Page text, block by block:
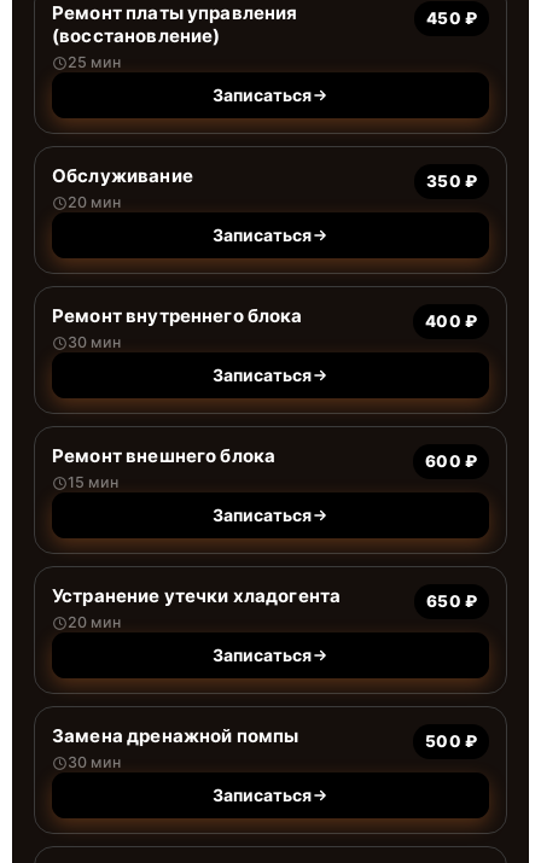
Ремонт платы управления
(восстановление)
25 мин
450 ₽
Записаться
Обслуживание
20 мин
350 ₽
Записаться
Ремонт внутреннего блока
30 мин
400 ₽
Записаться
Ремонт внешнего блока
15 мин
600 ₽
Записаться
Устранение утечки хладогента
20 мин
650 ₽
Записаться
Замена дренажной помпы
30 мин
500 ₽
Записаться